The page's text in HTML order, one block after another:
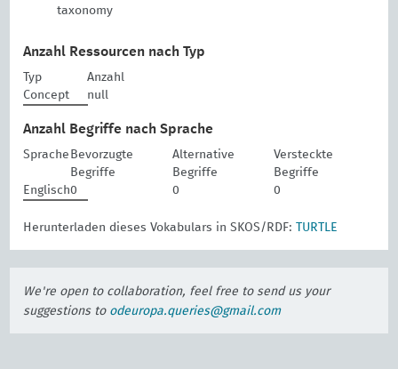
taxonomy
Anzahl Ressourcen nach Typ
Typ
Anzahl
Concept
null
Anzahl Begriffe nach Sprache
Sprache Bevorzugte
Begriffe
Alternative
Begriffe
Versteckte
Begriffe
Englisch0 0 0
Herunterladen dieses Vokabulars in SKOS/RDF: TURTLE
We're open to collaboration, feel free to send us your
suggestions to odeuropa.queries@gmail.com